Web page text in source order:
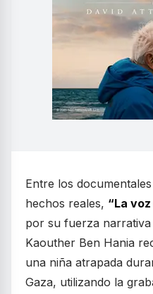
Entre los
hechos reales, “La
por su fuerza
Kaouther Ben Hania
una niña atrapada
Gaza, utilizando la